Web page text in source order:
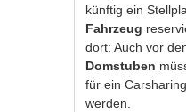
künftig ein
Fahrzeug
dort: Auch vor
Domstuben
für ein
werden.